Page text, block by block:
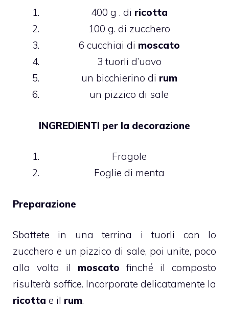
400 g . di ricotta
100 g. di zucchero
6 cucchiai di moscato
3 tuorli d’uovo
un bicchierino di rum
un pizzico di sale
INGREDIENTI per la decorazione
Fragole
Foglie di menta
Preparazione
Sbattete in una terrina i tuorli con lo
zucchero e un pizzico di sale, poi unite, poco
alla volta il moscato finché il composto
risulterà soffice. Incorporate delicatamente la
ricotta e il rum.